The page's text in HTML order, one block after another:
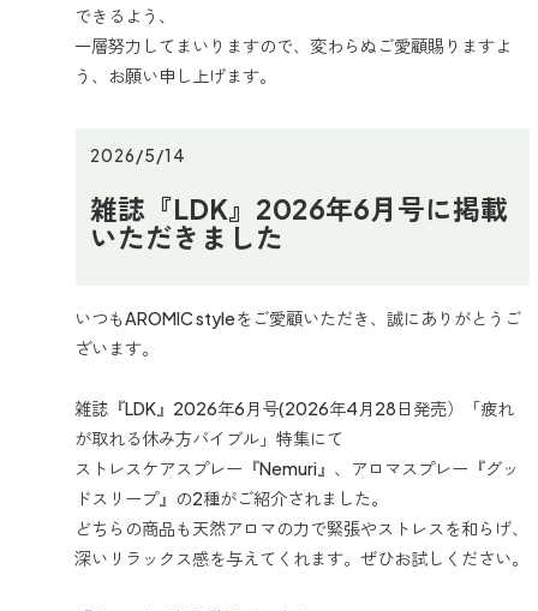
できるよう、
一層努力してまいりますので、変わらぬご愛顧賜りますよ
う、お願い申し上げます。
2026/5/14
雑誌『LDK』2026年6月号に掲載
いただきました
いつもAROMIC styleをご愛顧いただき、誠にありがとうご
ざいます。
雑誌『LDK』2026年6月号(2026年4月28日発売）「疲れ
が取れる休み方バイブル」特集にて
ストレスケアスプレー『Nemuri』、アロマスプレー『グッ
ドスリープ』の2種がご紹介されました。
どちらの商品も天然アロマの力で緊張やストレスを和らげ、
深いリラックス感を与えてくれます。ぜひお試しください。